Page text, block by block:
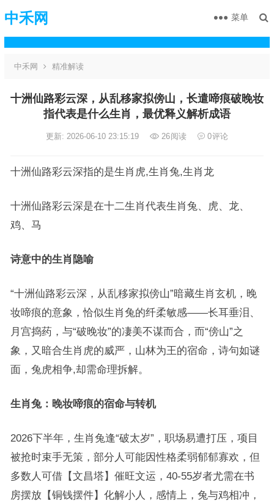
中禾网 菜单
中禾网 精准解读
十洲仙路彩云深，从乱移家拟傍山，长遣啼痕破晚妆
指代表是什么生肖，最优释义解析成语
更新: 2026-06-10 23:15:19 26阅读 0评论
十洲仙路彩云深指的是生肖虎,生肖兔,生肖龙
十洲仙路彩云深是在十二生肖代表生肖兔、虎、龙、
鸡、马
诗意中的生肖隐喻
“十洲仙路彩云深，从乱移家拟傍山”暗藏生肖玄机，晚
妆啼痕的意象，恰似生肖兔的纤柔敏感——长耳垂泪、
月宫捣药，与“破晚妆”的凄美不谋而合，而“傍山”之
象，又暗合生肖虎的威严，山林为王的宿命，诗句如谜
面，兔虎相争,却需命理拆解。
生肖兔：晚妆啼痕的宿命与转机
2026下半年，生肖兔逢“破太岁”，职场易遭打压，项目
被抢时束手无策，部分人可能因性格柔弱郁郁寡欢，但
多数人可借【文昌塔】催旺文运，40-55岁者尤需在书
房摆放【铜钱摆件】化解小人，感情上，兔与鸡相冲，